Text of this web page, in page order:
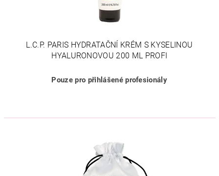
L.C.P. PARIS HYDRATAČNÍ KRÉM S KYSELINOU
HYALURONOVOU 200 ML PROFI
Pouze pro přihlášené profesionály